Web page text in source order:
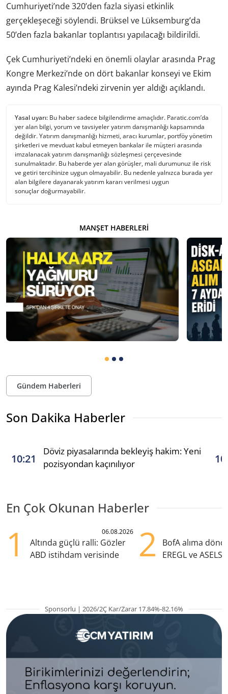
Cumhuriyeti’nde 320’den fazla siyasi etkinlik
gerçekleşeceği söylendi. Brüksel ve Lüksemburg’da
50’den fazla bakanlar toplantısı yapılacağı bildirildi.
Çek Cumhuriyeti’ndeki en önemli olaylar arasında Prag
Kongre Merkezi’nde on dört bakanlar konseyi ve Ekim
ayında Prag Kalesi’ndeki zirvenin yer aldığı açıklandı.
Yasal uyarı: Bu haber sadece bilgilendirme amaçlıdır. Paratic.com’da
yer alan bilgi, yorum ve tavsiyeler yatırım danışmanlığı kapsamında
değildir. Yatırım danışmanlığı hizmeti, aracı kurumlar, portföy yönetim
şirketleri ve mevduat kabul etmeyen bankalar ile müşteri arasında
imzalanacak yatırım danışmanlığı sözleşmesi çerçevesinde
sunulmaktadır. Bu haberde yer alan görüşler, mali durumunuz ile risk
ve getiri tercihinize uygun olmayabilir. Bu nedenle yalnızca burada yer
alan bilgilere dayanarak yatırım kararı verilmesi uygun
sonuçlar doğurmayabilir.
MANŞET HABERLERI
Gündem Haberleri
Son Dakika Haberler
10:21
Döviz piyasalarında bekleyiş hakim: Yeni
pozisyondan kaçınılıyor
En Çok Okunan Haberler
1 06.08.2026
Altında güçlü ralli: Gözler
ABD istihdam verisinde
2
BofA alıma
EREGL ve ASELS
Sponsorlu | 2026/2Ç Kar/Zarar 17.84%-82.16%